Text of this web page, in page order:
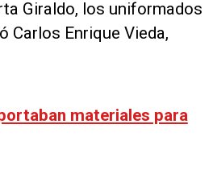
Giraldo, los uniformados
Carlos Enrique Vieda,
materiales para